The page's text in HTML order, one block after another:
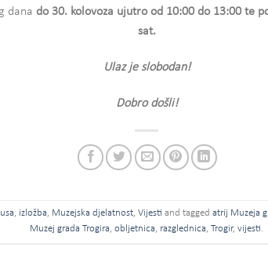
dana do 30. kolovoza ujutro od 10:00 do 13:00 te
sat.
Ulaz je slobodan!
Dobro došli!
, izložba, Muzejska djelatnost,Vijesti and taggedatrij Muzeja
Muzej grada Trogira,obljetnica, razglednica,Trogir,vijesti.